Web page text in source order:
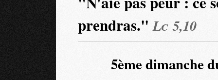
prendras."Lc 5,10
5ème dimanche